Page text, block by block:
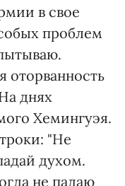
в свое
проблем
оторванность
днях
Хемингуэя.
"Не
духом.
не падаю